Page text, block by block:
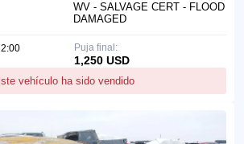
WV - SALVAGE CERT - FLOOD
DAMAGED
vehículo ha sido vendido
Puja final:
1,250 USD